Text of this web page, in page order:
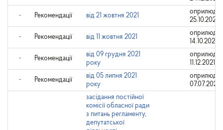
- Рекомендації від 21 жовтня 2021
25.10.2021
- Рекомендації від 11 жовтня 2021
14.10.2021
- Рекомендації
від 09 грудня 2021
року
11.12.2021
- Рекомендації
від 05 липня 2021
року
07.07.2021
засідання постійної
комісії обласної ради
з питань регламенту,
депутатської